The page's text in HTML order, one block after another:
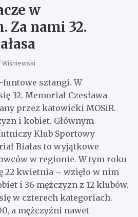
w
Za nami 32.
Wiśniewski
sztangi. W
32. Memoriał Czesława
przez katowicki MOSiR.
i kobiet. Głównym
Klub Sportowy
Białas to wyjątkowe
w regionie. W tym roku
22 kwietnia – wzięło w nim
i 36 mężczyzn z 12 klubów.
w czterech kategoriach.
a mężczyźni nawet